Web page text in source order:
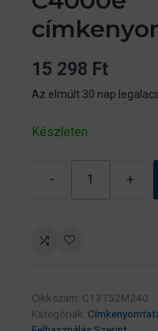
15 298 Ft
Az elmúlt 30 nap
Készleten
- +
Cikkszám: C13T52M240
Kategóriák: